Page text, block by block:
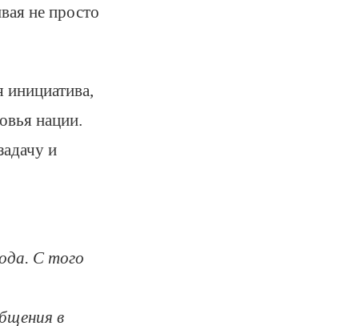
не просто
инициатива,
нации.
и
С того
в